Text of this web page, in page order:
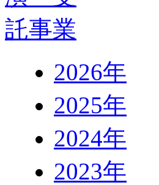
2026年
2025年
2024年
2023年